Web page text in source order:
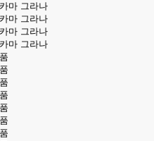
마 그라나
마 그라나
마 그라나
마 그라나